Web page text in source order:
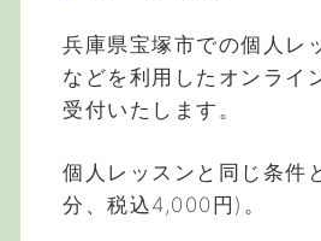
兵庫県宝塚市での個人レ
などを利用したオンライ
受付いたします。
個人レッスンと同じ条件
分、税込4,000円)。